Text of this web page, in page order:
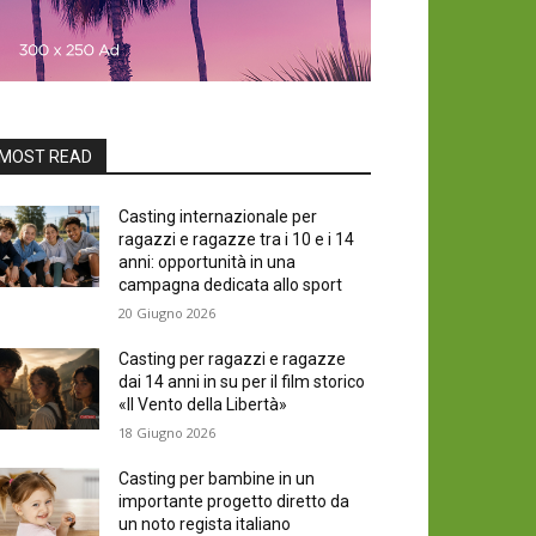
READ
Casting internazionale per
ragazzi e ragazze tra i 10 e i 14
anni: opportunità in una
campagna dedicata allo sport
20 Giugno 2026
Casting per ragazzi e ragazze
dai 14 anni in su per il film storico
«Il Vento della Libertà»
18 Giugno 2026
Casting per bambine in un
importante progetto diretto da
un noto regista italiano